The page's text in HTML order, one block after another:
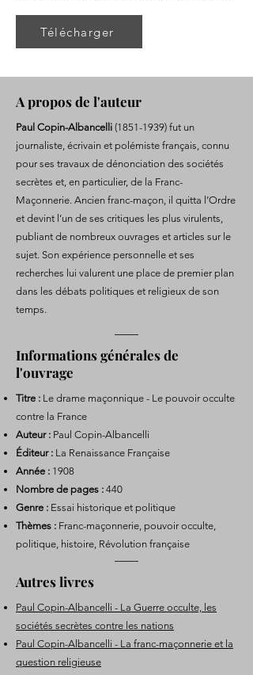
Télécharger
A propos de l'auteur
Paul Copin-Albancelli (1851-1939) fut un
journaliste, écrivain et polémiste français, connu
pour ses travaux de dénonciation des sociétés
secrètes et, en particulier, de la Franc-
Maçonnerie. Ancien franc-maçon, il quitta l’Ordre
et devint l’un de ses critiques les plus virulents,
publiant de nombreux ouvrages et articles sur le
sujet. Son expérience personnelle et ses
recherches lui valurent une place de premier plan
dans les débats politiques et religieux de son
temps.
Informations générales de
l'ouvrage
Titre : Le drame maçonnique - Le pouvoir occulte
contre la France
Auteur : Paul Copin-Albancelli
Éditeur : La Renaissance Française
Année : 1908
Nombre de pages : 440
Genre : Essai historique et politique
Thèmes : Franc-maçonnerie, pouvoir occulte,
politique, histoire, Révolution française
Autres livres
Paul Copin-Albancelli - La Guerre occulte, les
sociétés secrètes contre les nations
Paul Copin-Albancelli - La franc-maçonnerie et la
question religieuse